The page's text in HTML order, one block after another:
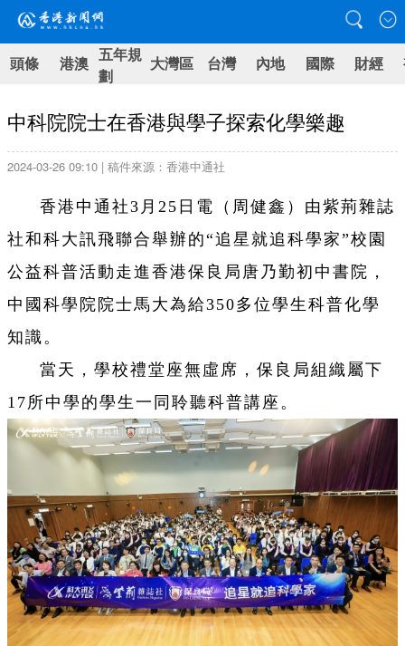
頭條 港澳 五年規
劃
大灣區 台灣 內地 國際 財經
中科院院士在香港與學子探索化學樂趣
2024-03-26 09:10 | 稿件來源：香港中通社
香港中通社3月25日電（周健鑫）由紫荊雜誌
社和科大訊飛聯合舉辦的“追星就追科學家”校園
公益科普活動走進香港保良局唐乃勤初中書院，
中國科學院院士馬大為給350多位學生科普化學
知識。
當天，學校禮堂座無虛席，保良局組織屬下
17所中學的學生一同聆聽科普講座。